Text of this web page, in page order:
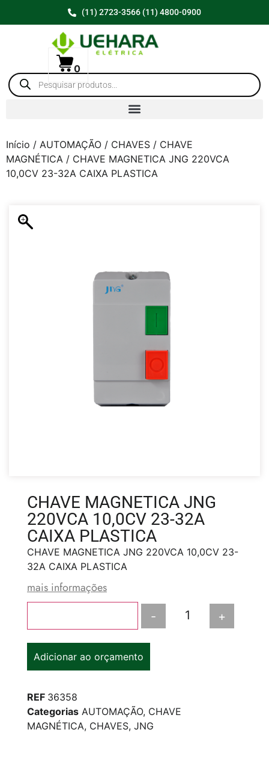
(11) 2723-3566 (11) 4800-0900
0
Início / AUTOMAÇÃO / CHAVES / CHAVE
MAGNÉTICA / CHAVE MAGNETICA JNG 220VCA
10,0CV 23-32A CAIXA PLASTICA
CHAVE MAGNETICA JNG
220VCA 10,0CV 23-32A
CAIXA PLASTICA
CHAVE MAGNETICA JNG 220VCA 10,0CV 23-
32A CAIXA PLASTICA
mais informações
- +
Adicionar ao orçamento
REF 36358
Categorias AUTOMAÇÃO, CHAVE
MAGNÉTICA, CHAVES, JNG